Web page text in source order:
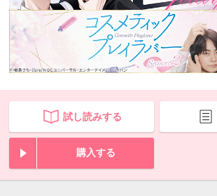
試し読みする
購入する